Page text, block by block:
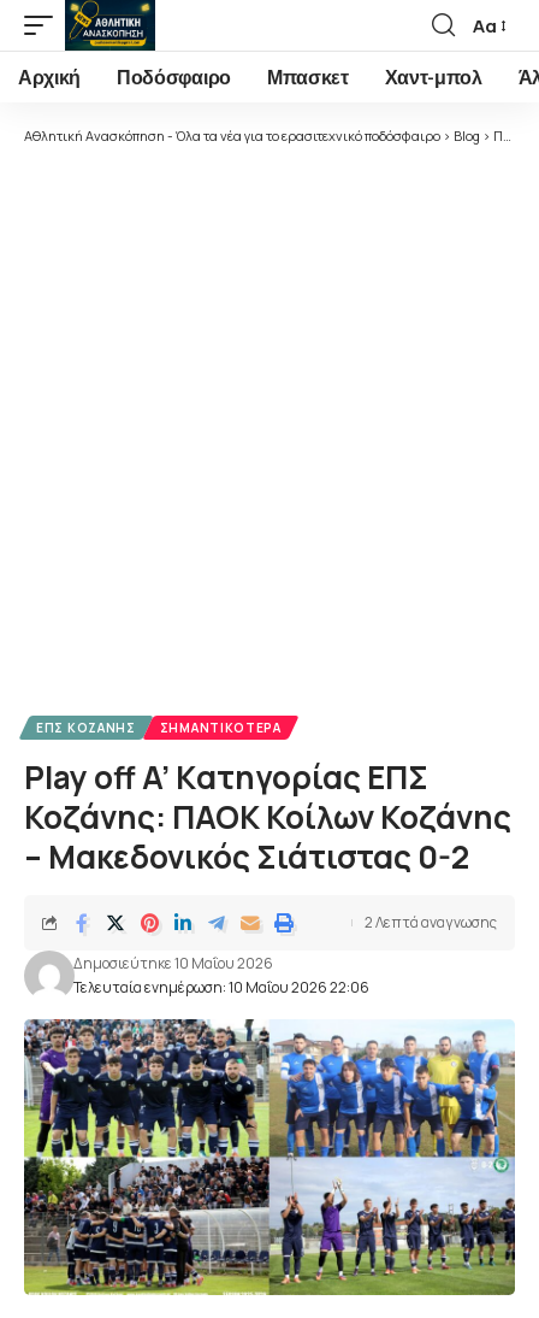
Font
Resizer
Αα
Αρχική Ποδόσφαιρο Μπασκετ Χαντ-μπολ
Αθλητική Ανασκόπηση - Όλα τα νέα για το ερασιτεχνικό ποδόσφαιρο > Blog > Ποδόσφαιρο
ΕΠΣ ΚΟΖΆΝΗΣ ΣΗΜΑΝΤΙΚΌΤΕΡΑ
Play off A’ Kατηγορίας ΕΠΣ
Κοζάνης: ΠΑΟΚ Κοίλων Κοζάνης
– Μακεδονικός Σιάτιστας 0-2
Τελευταία ενημέρωση: 10 Μαΐου 2026 22:06
Δημοσιεύτηκε 10 Μαΐου 2026
2 Λεπτά αναγνωσης